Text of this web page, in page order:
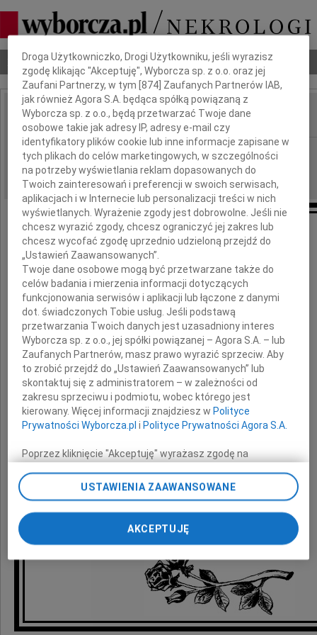
Nekrologi Odeszli Poradnik pogrzebowy
IMIĘ I NAZWISKO:
REGION: Szczecin
DATA EMISJI: 18.09.2009
Anatolowi Ivtchenko
najszczersze wyrazy współczucia
z powodu śmierci Żony
Barbary
składają
Zarząd i współpracownicy
ORW FAMA-STA w Mrzeżynie
Dbamy o Twoją prywatność
Droga Użytkowniczko, Drogi Użytkowniku, jeśli wyrazisz
zgodę klikając "Akceptuję", Wyborcza sp. z o.o. oraz jej
Zaufani Partnerzy, w tym [874] Zaufanych Partnerów IAB,
jak również Agora S.A. będąca spółką powiązaną z
Wyborcza sp. z o.o., będą przetwarzać Twoje dane
osobowe takie jak adresy IP, adresy e-mail czy
identyfikatory plików cookie lub inne informacje zapisane w
tych plikach do celów marketingowych, w szczególności
na potrzeby wyświetlania reklam dopasowanych do
Twoich zainteresowań i preferencji w swoich serwisach,
aplikacjach i w Internecie lub personalizacji treści w nich
wyświetlanych. Wyrażenie zgody jest dobrowolne. Jeśli nie
chcesz wyrazić zgody, chcesz ograniczyć jej zakres lub
chcesz wycofać zgodę uprzednio udzieloną przejdź do
„Ustawień Zaawansowanych”.
Twoje dane osobowe mogą być przetwarzane także do
celów badania i mierzenia informacji dotyczących
funkcjonowania serwisów i aplikacji lub łączone z danymi
dot. świadczonych Tobie usług. Jeśli podstawą
przetwarzania Twoich danych jest uzasadniony interes
Wyborcza sp. z o.o., jej spółki powiązanej – Agora S.A. – lub
Zaufanych Partnerów, masz prawo wyrazić sprzeciw. Aby
to zrobić przejdź do „Ustawień Zaawansowanych” lub
skontaktuj się z administratorem – w zależności od
zakresu sprzeciwu i podmiotu, wobec którego jest
kierowany. Więcej informacji znajdziesz wPolityce
Prywatności Wyborcza.pl iPolityce Prywatności Agora S.A.
Poprzez kliknięcie "Akceptuję" wyrażasz zgodę na
Wyborczej sp. z o. o. jej Zaufanych Partnerów i Agora S.A.
na Twoim urządzeniu końcowym. Możesz też w każdej
chwili zmienić swoje preferencje dot. plików cookie,
ponownie wywołując narzędzie do zarządzania Twoimi
preferencjami dot. przetwarzania danych poprzez
przechodząc do sekcji „Ustawienia zaawansowane”.
Zmiana ustawień plików cookie możliwa jest także za
pomocą ustawień przeglądarki.
My, nasi Zaufani Partnerzy i Agora S.A. możemy
USTAWIENIA ZAAWANSOWANE
AKCEPTUJĘ